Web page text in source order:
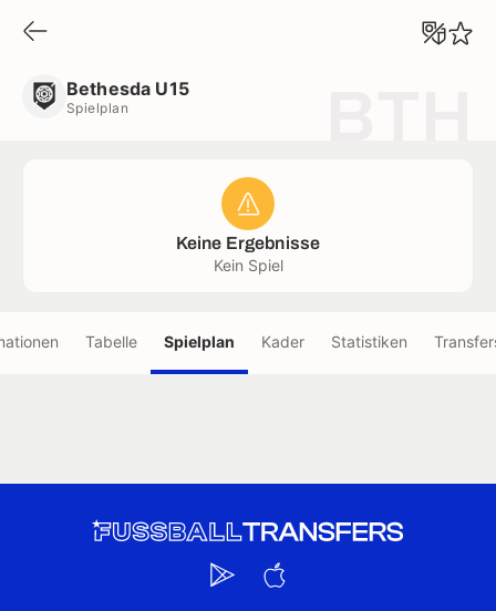
Bethesda U15
Spielplan
Keine Ergebnisse
Kein Spiel
Tabelle Spielplan Kader Statistiken